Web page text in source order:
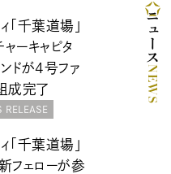
ニュース
NEWS
「千葉道場」
ーキャピタ
ドが4号ファ
成完了
RELEASE
「千葉道場」
フェローが参